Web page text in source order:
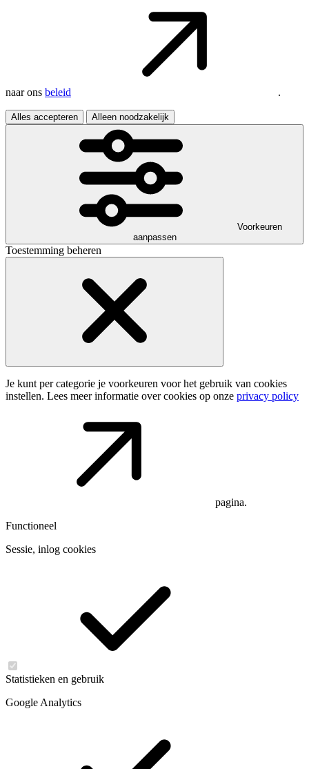
naar ons beleid .
Alles accepteren Alleen noodzakelijk
Voorkeuren
aanpassen
Toestemming beheren
Je kunt per categorie je voorkeuren voor het gebruik van cookies
instellen. Lees meer informatie over cookies op onze privacy policy
pagina.
Functioneel
Sessie, inlog cookies
Statistieken en gebruik
Google Analytics